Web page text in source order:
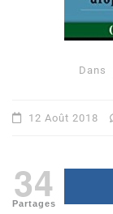
Dans
12 Août 2018
34
Partages